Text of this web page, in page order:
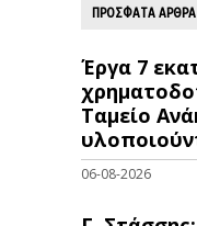
ΠΡΟΣΦΑΤΑ ΑΡΘΡΑ
Έργα 7
Ταμείο
06-08-2026